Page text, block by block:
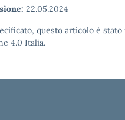
22.05.2024
questo articolo è
4.0 Italia.